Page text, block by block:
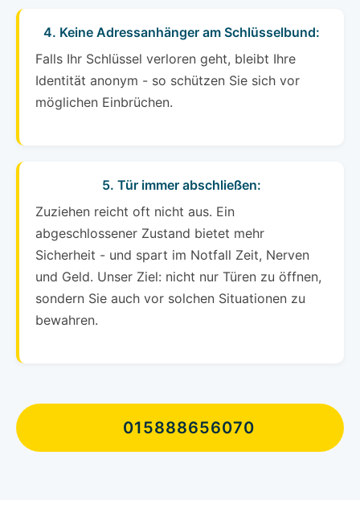
4. Keine Adressanhänger am Schlüsselbund:
Falls Ihr Schlüssel verloren geht, bleibt Ihre
Identität anonym - so schützen Sie sich vor
möglichen Einbrüchen.
5. Tür immer abschließen:
Zuziehen reicht oft nicht aus. Ein
abgeschlossener Zustand bietet mehr
Sicherheit - und spart im Notfall Zeit, Nerven
und Geld. Unser Ziel: nicht nur Türen zu öffnen,
sondern Sie auch vor solchen Situationen zu
bewahren.
015888656070